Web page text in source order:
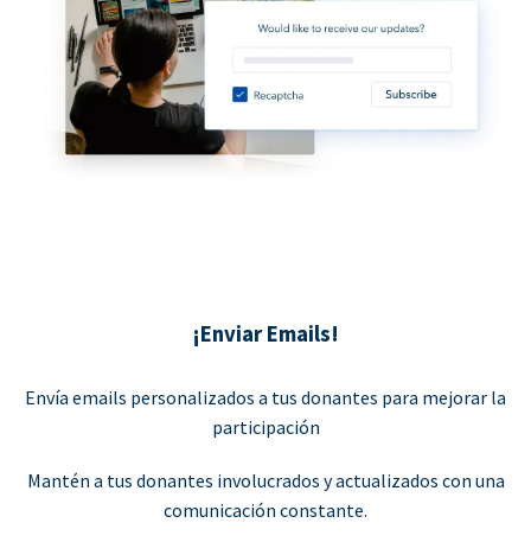
¡Enviar Emails!
Envía emails personalizados a tus donantes para mejorar la
participación
Mantén a tus donantes involucrados y actualizados con una
comunicación constante.